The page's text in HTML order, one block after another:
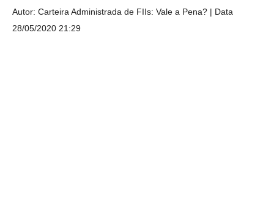
Autor: Carteira Administrada de FIIs: Vale a Pena?
Data
28/05/2020 21:29